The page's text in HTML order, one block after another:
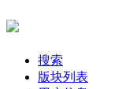
搜索
版块列表